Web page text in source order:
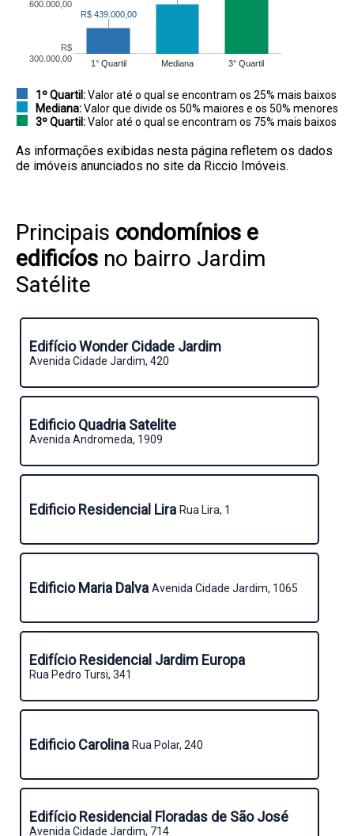
1° Quartil Mediana 3° Quartil
R$
300.000,00
600.000,00
R$ 439.000,00
R$ 439.000,00
1º Quartil:Valor até o qual se encontram os 25% mais baixos
Mediana:Valor que divide os 50% maiores e os 50% menores
3º Quartil:Valor até o qual se encontram os 75% mais baixos
As informações exibidas nesta página refletem os dados
de imóveis anunciados no site da Riccio Imóveis.
Principais condomínios e
edificíos no bairro Jardim
Satélite
Edifício Wonder Cidade Jardim
Avenida Cidade Jardim, 420
Edificio Quadria Satelite
Avenida Andromeda, 1909
Edificio Residencial Lira Rua Lira, 1
Edificio Maria Dalva Avenida Cidade Jardim, 1065
Edifício Residencial Jardim Europa
Rua Pedro Tursi, 341
Edificio Carolina Rua Polar, 240
Edifício Residencial Floradas de São José
Avenida Cidade Jardim, 714